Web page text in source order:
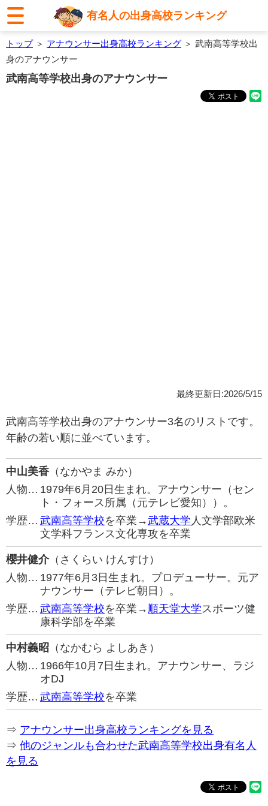
有名人の出身高校ランキング
トップ＞ アナウンサー出身高校ランキング ＞ 武南高等学校出
身のアナウンサー
武南高等学校出身のアナウンサー
最終更新日:2026/5/15
武南高等学校出身のアナウンサー3名のリストです。
年齢の若い順に並べています。
中山美香 （なかやま みか）
人物… 1979年6月20日生まれ。アナウンサー（セン
ト・フォース所属（元テレビ愛知））。
学歴… 武南高等学校を卒業→武蔵大学 人文学部欧米
文学科フランス文化専攻を卒業
櫻井健介（さくらい けんすけ）
人物… 1977年6月3日生まれ。プロデューサー。元ア
ナウンサー（テレビ朝日）。
学歴… 武南高等学校を卒業→ 順天堂大学スポーツ健
康科学部を卒業
中村義昭 （なかむら よしあき）
人物… 1966年10月7日生まれ。アナウンサー、ラジ
オDJ
学歴… 武南高等学校を卒業
⇒ アナウンサー出身高校ランキングを見る
⇒ 他のジャンルも合わせた武南高等学校出身有名人
を見る